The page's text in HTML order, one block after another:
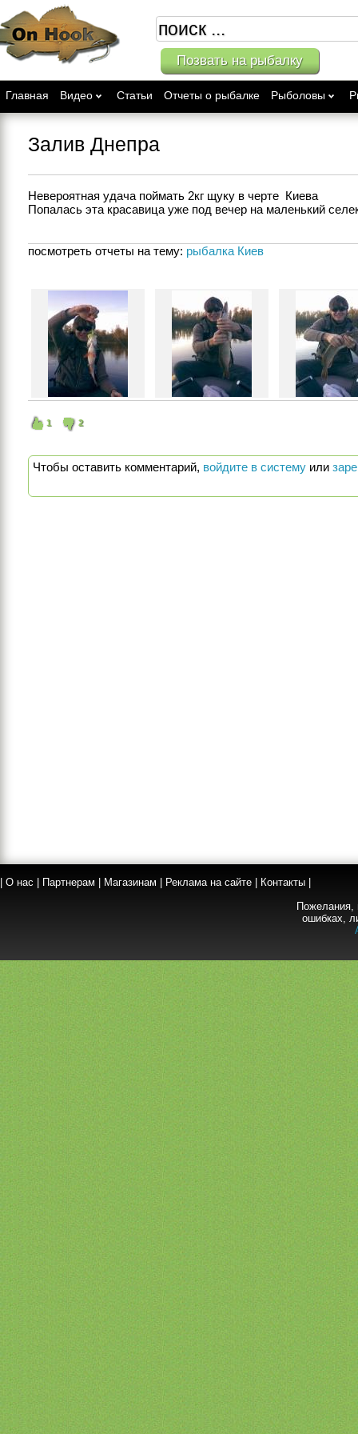
Позвать на рыбалку
Главная Видео Статьи Отчеты о рыбалке Рыболовы
Залив Днепра
Невероятная удача поймать 2кг щуку в черте  Киева
Попалась эта красавица уже под вечер на маленький
посмотреть отчеты на тему: рыбалка Киев
1 2
Чтобы оставить комментарий, войдите в систему или
О нас Партнерам Магазинам Реклама на сайте Контакты
Пожелания,
ошибках,